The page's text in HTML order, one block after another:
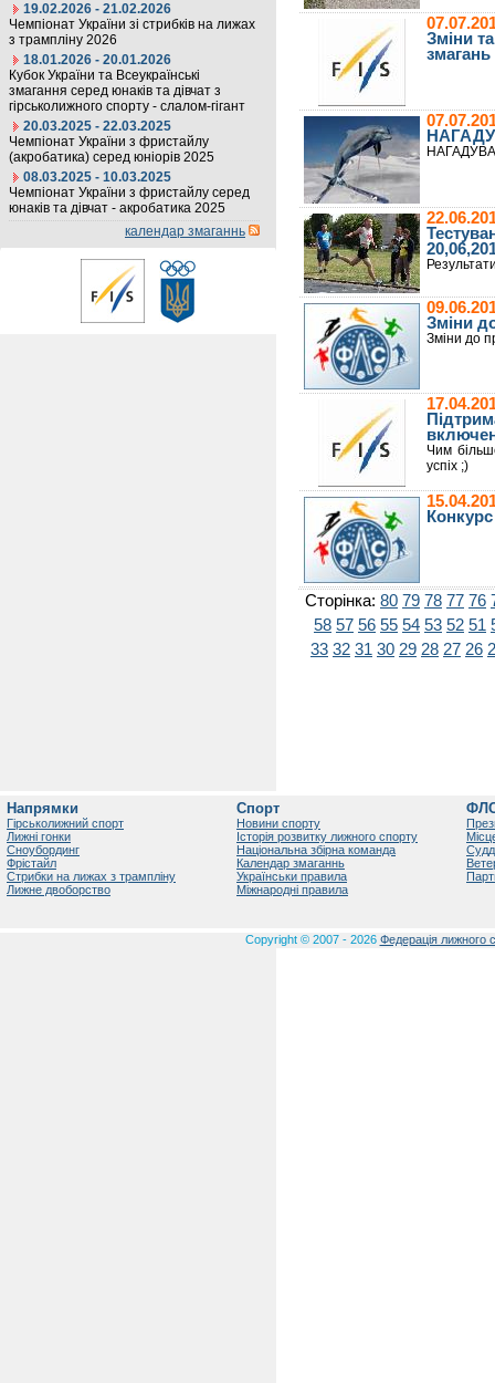
19.02.2026 - 21.02.2026
Чемпіонат України зі стрибків на лижах
з трампліну 2026
18.01.2026 - 20.01.2026
Кубок України та Всеукраїнські
змагання серед юнаків та дівчат з
гірськолижного спорту - слалом-гігант
20.03.2025 - 22.03.2025
Чемпіонат України з фристайлу
(акробатика) серед юніорів 2025
08.03.2025 - 10.03.2025
Чемпіонат України з фристайлу серед
юнаків та дівчат - акробатика 2025
календар змаганнь
Зміни
змагань
Зміни
Зміни до
Чим
успіх ;)
Сторінка: 80 79 78 77 76
58 57 56 55 54 53 52 51
33 32 31 30 29 28 27 26
Напрямки
Гірськолижний спорт
Лижні гонки
Сноубординг
Фрістайл
Стрибки на лижах з трампліну
Лижне двоборство
Спорт
Новини спорту
Історія розвитку лижного спорту
Національна збірна команда
Календар змаганнь
Українськи правила
Міжнародні правила
Copyright © 2007 - 2026 Федерація лижного